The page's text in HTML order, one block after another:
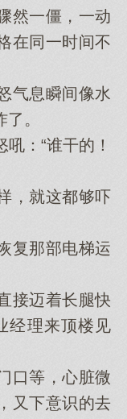
一僵，一动
在同一时间不
息瞬间像水
。
：“谁干的！
就这都够吓
那部电梯运
迈着长腿快
经理来顶楼见
等，心脏微
又下意识的去